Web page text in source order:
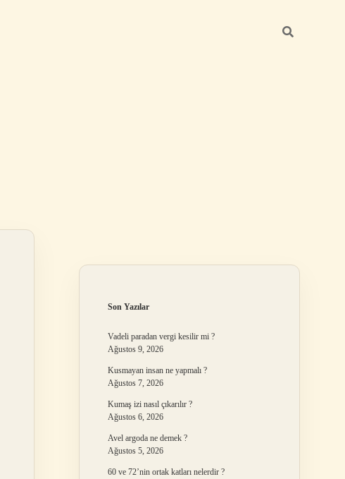
Son Yazılar
Vadeli paradan vergi kesilir mi ?
Ağustos 9, 2026
Kusmayan insan ne yapmalı ?
Ağustos 7, 2026
Kumaş izi nasıl çıkarılır ?
Ağustos 6, 2026
Avel argoda ne demek ?
Ağustos 5, 2026
60 ve 72’nin ortak katları nelerdir ?